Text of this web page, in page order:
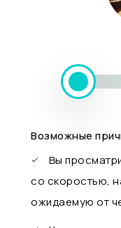
Возможные
Вы
со скоростью,
ожидаемую от